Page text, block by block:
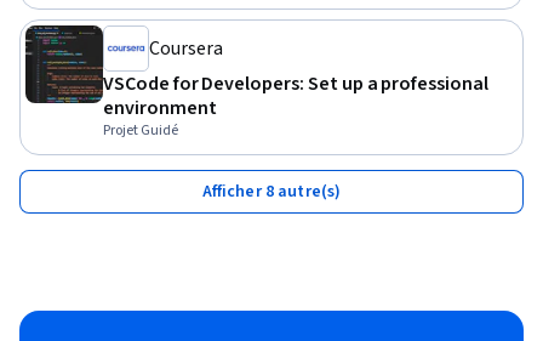
Coursera
VSCode for Developers: Set up a professional
environment
Projet Guidé
Afficher 8 autre(s)